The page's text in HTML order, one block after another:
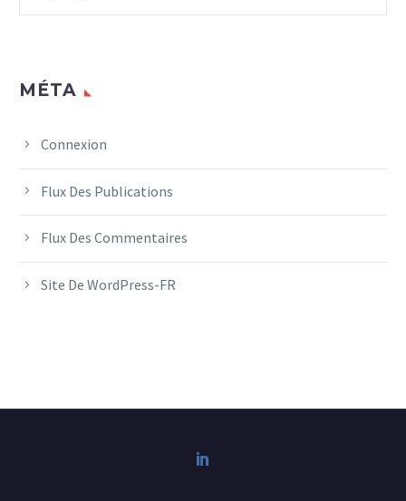
MÉTA
Connexion
Flux Des Publications
Flux Des Commentaires
Site De WordPress-FR